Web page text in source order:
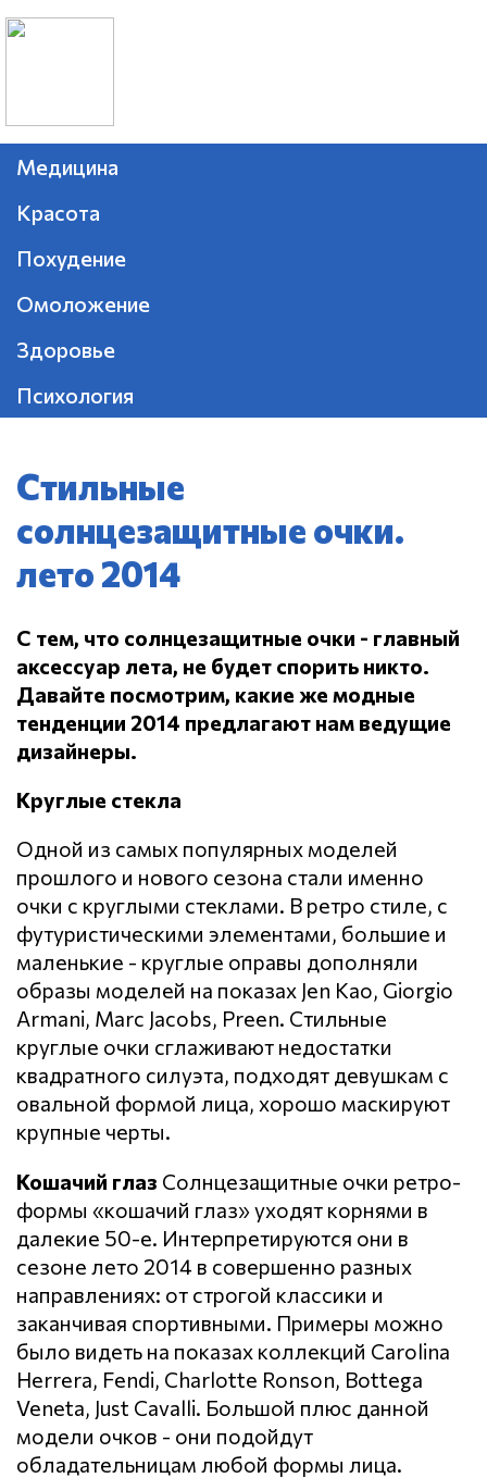
Медицина
Красота
Похудение
Омоложение
Здоровье
Психология
Стильные
солнцезащитные очки.
лето 2014
С тем, что солнцезащитные очки - главный
аксессуар лета, не будет спорить никто.
Давайте посмотрим, какие же модные
тенденции 2014 предлагают нам ведущие
дизайнеры.
Круглые стекла
Одной из самых популярных моделей
прошлого и нового сезона стали именно
очки с круглыми стеклами. В ретро стиле, с
футуристическими элементами, большие и
маленькие - круглые оправы дополняли
образы моделей на показах Jen Kao, Giorgio
Armani, Marc Jacobs, Preen. Стильные
круглые очки сглаживают недостатки
квадратного силуэта, подходят девушкам с
овальной формой лица, хорошо маскируют
крупные черты.
Кошачий глаз Солнцезащитные очки ретро-
формы «кошачий глаз» уходят корнями в
далекие 50-е. Интерпретируются они в
сезоне лето 2014 в совершенно разных
направлениях: от строгой классики и
заканчивая спортивными. Примеры можно
было видеть на показах коллекций Carolina
Herrera, Fendi, Charlotte Ronson, Bottega
Veneta, Just Cavalli. Большой плюс данной
модели очков - они подойдут
обладательницам любой формы лица.